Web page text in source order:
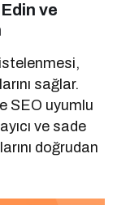
ve
sağlar.
SEO uyumlu
ve sade
doğrudan